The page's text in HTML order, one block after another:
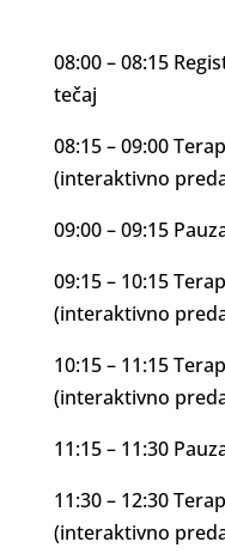
08:00 – 08:15
tečaj
08:15 – 09:00
(interaktivno
09:00 – 09:15
09:15 – 10:15
(interaktivno
10:15 – 11:15
(interaktivno
11:15 – 11:30
11:30 – 12:30
(interaktivno